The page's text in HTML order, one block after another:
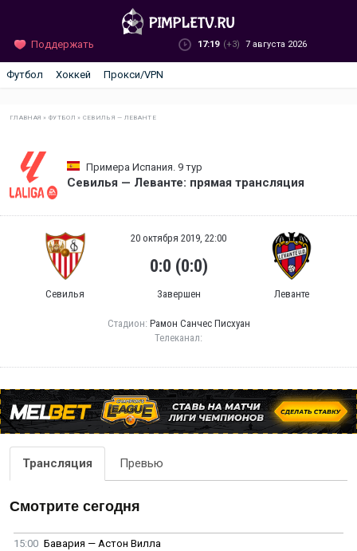
Поддержать 17:19 (+3) 7 августа 2026
Футбол Хоккей Прокси/VPN
ГЛАВНАЯ »ФУТБОЛ » СЕВИЛЬЯ — ЛЕВАНТЕ
Примера Испания. 9 тур
Севилья — Леванте: прямая трансляция
Севилья
20 октября 2019, 22:00
0:0 (0:0)
Завершен Леванте
Стадион: Рамон Санчес Писхуан
Телеканал:
Трансляция Превью
Смотрите сегодня
15:00 Бавария — Астон Вилла